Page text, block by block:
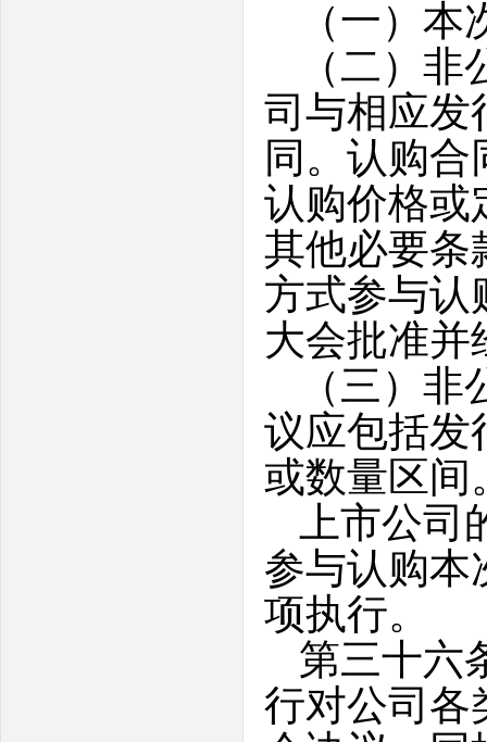
（一）
（二）
司与相应发
同。认购
认购价格或
其他必要条
方式参与认
大会批准并
（三）
议应包括发
或数量区间
上市公
参与认购本
项执行。
第三十六
行对公司各